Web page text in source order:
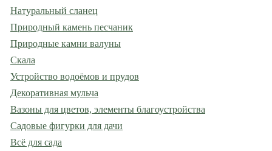
Натуральный сланец
Природный камень песчаник
Природные камни валуны
Скала
Устройство водоёмов и прудов
Декоративная мульча
Вазоны для цветов, элементы благоустройства
Садовые фигурки для дачи
Всё для сада